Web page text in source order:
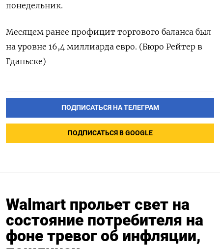
понедельник.
Месяцем ранее профицит торгового баланса был
на уровне 16,4 миллиарда евро. (Бюро Рейтер в
Гданьске)
ПОДПИСАТЬСЯ НА ТЕЛЕГРАМ
ПОДПИСАТЬСЯ В GOOGLE
Walmart прольет свет на
состояние потребителя на
фоне тревог об инфляции,